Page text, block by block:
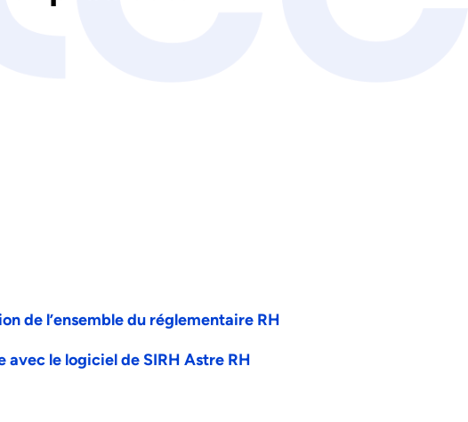
de l’ensemble du réglementaire RH
avec le logiciel de SIRH Astre RH